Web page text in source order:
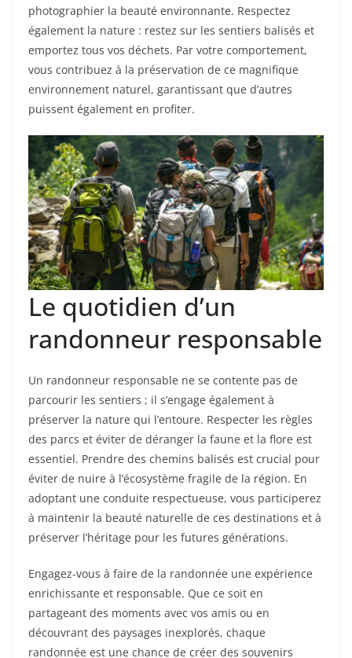
photographier la beauté environnante. Respectez
également la nature : restez sur les sentiers balisés et
emportez tous vos déchets. Par votre comportement,
vous contribuez à la préservation de ce magnifique
environnement naturel, garantissant que d’autres
puissent également en profiter.
Le quotidien d’un
randonneur responsable
Un randonneur responsable ne se contente pas de
parcourir les sentiers ; il s’engage également à
préserver la nature qui l’entoure. Respecter les règles
des parcs et éviter de déranger la faune et la flore est
essentiel. Prendre des chemins balisés est crucial pour
éviter de nuire à l’écosystème fragile de la région. En
adoptant une conduite respectueuse, vous participerez
à maintenir la beauté naturelle de ces destinations et à
préserver l’héritage pour les futures générations.
Engagez-vous à faire de la randonnée une expérience
enrichissante et responsable. Que ce soit en
partageant des moments avec vos amis ou en
découvrant des paysages inexplorés, chaque
randonnée est une chance de créer des souvenirs